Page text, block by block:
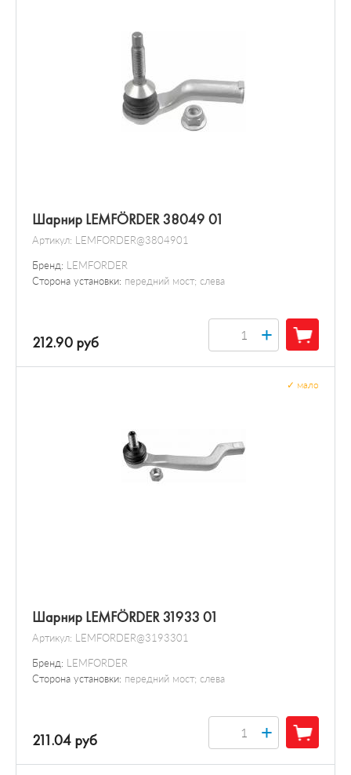
Шарнир LEMFÖRDER 38049 01
Артикул: LEMFORDER@3804901
Бренд: LEMFORDER
Сторона установки: передний мост; слева
212.90 руб +
Шарнир LEMFÖRDER 31933 01
Артикул: LEMFORDER@3193301
Бренд: LEMFORDER
Сторона установки: передний мост; слева
мало
211.04 руб +